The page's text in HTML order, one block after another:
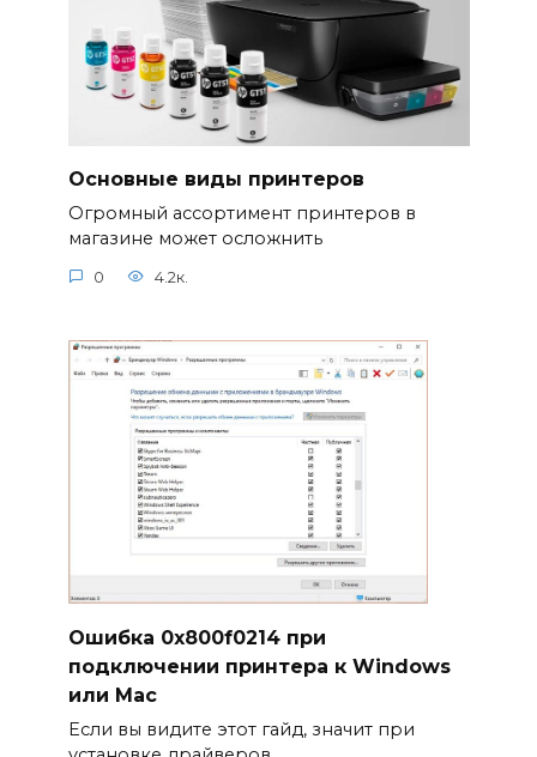
Основные виды принтеров
Огромный ассортимент принтеров в
магазине может осложнить
0 4.2к.
Ошибка 0x800f0214 при
подключении принтера к Windows
или Mac
Если вы видите этот гайд, значит при